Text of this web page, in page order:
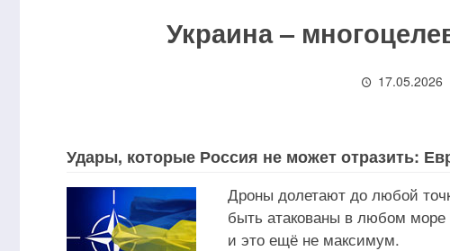
Украина ‒
17.05.2026
Удары, которые Россия не может отразить:
Дроны долетают до любой
быть атакованы в любом
и это ещё не максимум.